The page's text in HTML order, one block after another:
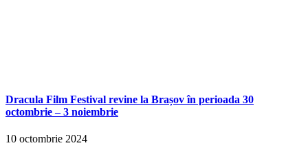
Dracula Film Festival revine la Brașov în perioada 30
octombrie – 3 noiembrie
10 octombrie 2024